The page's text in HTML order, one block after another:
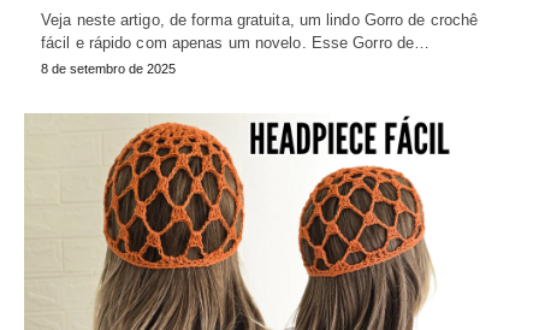
Veja neste artigo, de forma gratuita, um lindo Gorro de crochê
fácil e rápido com apenas um novelo. Esse Gorro de…
8 de setembro de 2025